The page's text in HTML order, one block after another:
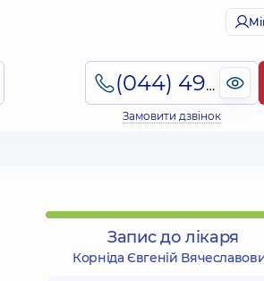
(044) 495-2-888
Замовити дзвінок
Запис до лікаря
Корніда Євгеній